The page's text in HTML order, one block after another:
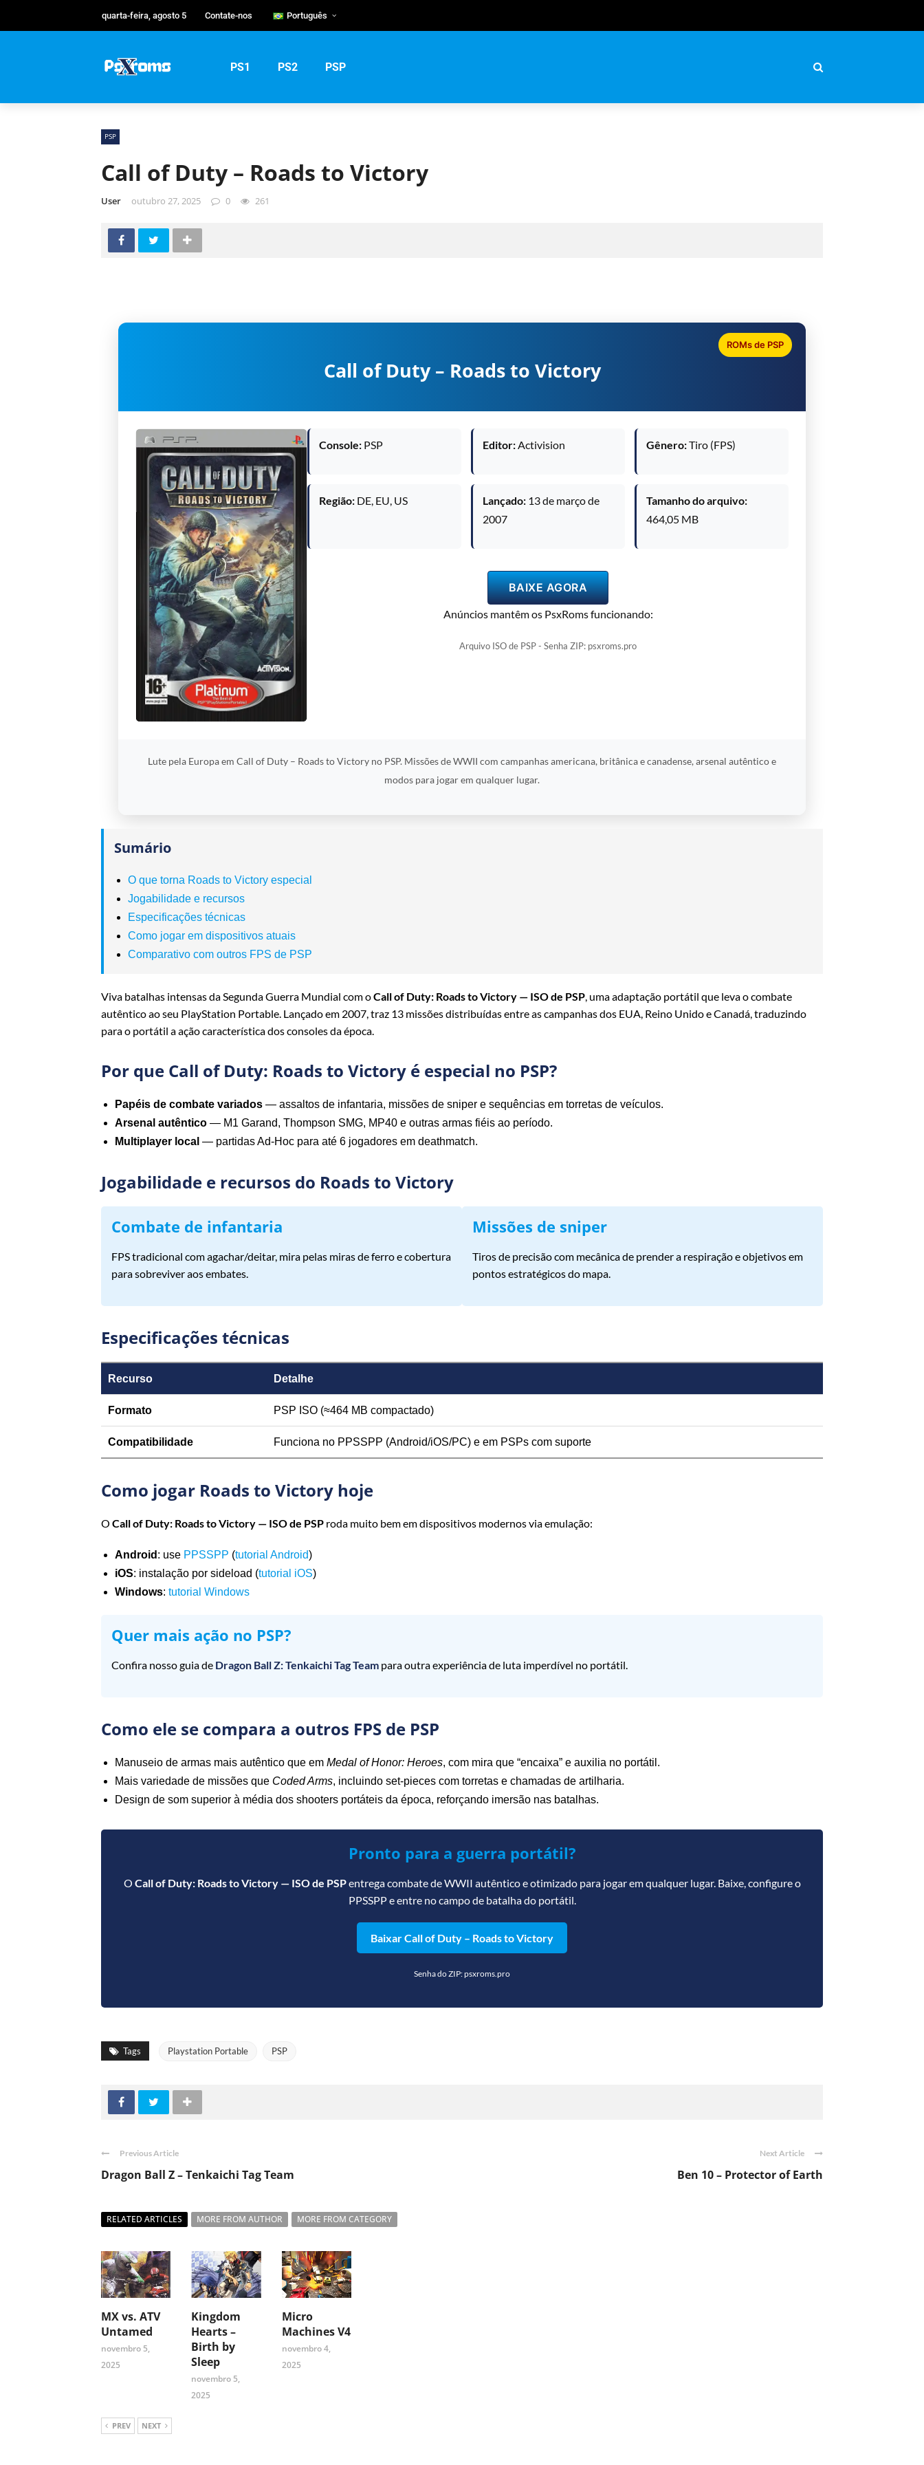
quarta-feira, agosto 5 Contate-nos Português
Português
PS1 PS2 PSP
PSP
Call of Duty – Roads to Victory
User outubro 27, 2025 0 261
Call of Duty – Roads to Victory
ROMs de PSP
Console: PSP Editor:Activision Gênero:Tiro (FPS)
Região: DE, EU, US Lançado: 13 de março de
2007
Tamanho do arquivo:
464,05 MB
BAIXE AGORA
Anúncios mantêm os PsxRoms funcionando:
Arquivo ISO de PSP - Senha ZIP: psxroms.pro
Lute pela Europa em Call of Duty – Roads to Victory no PSP. Missões de WWII com campanhas americana, britânica e canadense, arsenal autêntico e
modos para jogar em qualquer lugar.
Sumário
O que torna Roads to Victory especial
Jogabilidade e recursos
Especificações técnicas
Como jogar em dispositivos atuais
Comparativo com outros FPS de PSP
Viva batalhas intensas da Segunda Guerra Mundial com oCall of Duty: Roads to Victory — ISO de PSP, uma adaptação portátil que leva o combate
autêntico ao seu PlayStation Portable. Lançado em 2007, traz 13 missões distribuídas entre as campanhas dos EUA, Reino Unido e Canadá, traduzindo
para o portátil a ação característica dos consoles da época.
Por que Call of Duty: Roads to Victory é especial no PSP?
Papéis de combate variados — assaltos de infantaria, missões de sniper e sequências em torretas de veículos.
Arsenal autêntico — M1 Garand, Thompson SMG, MP40 e outras armas fiéis ao período.
Multiplayer local — partidas Ad‑Hoc para até 6 jogadores em deathmatch.
Jogabilidade e recursos do Roads to Victory
Combate de infantaria
FPS tradicional com agachar/deitar, mira pelas miras de ferro e cobertura
para sobreviver aos embates.
Missões de sniper
Tiros de precisão com mecânica de prender a respiração e objetivos em
pontos estratégicos do mapa.
Especificações técnicas
Recurso Detalhe
Formato PSP ISO (≈464 MB compactado)
Compatibilidade Funciona no PPSSPP (Android/iOS/PC) e em PSPs com suporte
Como jogar Roads to Victory hoje
O Call of Duty: Roads to Victory — ISO de PSP roda muito bem em dispositivos modernos via emulação:
Android : use PPSSPP (tutorial Android)
iOS: instalação por sideload (tutorial iOS)
Windows: tutorial Windows
Quer mais ação no PSP?
Confira nosso guia de Dragon Ball Z: Tenkaichi Tag Team para outra experiência de luta imperdível no portátil.
Como ele se compara a outros FPS de PSP
Manuseio de armas mais autêntico que em Medal of Honor: Heroes, com mira que “encaixa” e auxilia no portátil.
Mais variedade de missões que Coded Arms, incluindo set‑pieces com torretas e chamadas de artilharia.
Design de som superior à média dos shooters portáteis da época, reforçando imersão nas batalhas.
Pronto para a guerra portátil?
O Call of Duty: Roads to Victory — ISO de PSPentrega combate de WWII autêntico e otimizado para jogar em qualquer lugar. Baixe, configure o
PPSSPP e entre no campo de batalha do portátil.
Baixar Call of Duty – Roads to Victory
Senha do ZIP: psxroms.pro
Tags Playstation Portable PSP
Previous Article
Dragon Ball Z – Tenkaichi Tag Team
Next Article
Ben 10 – Protector of Earth
RELATED ARTICLES MORE FROM AUTHOR MORE FROM CATEGORY
MX vs. ATV
Untamed
novembro 5,
2025
Kingdom
Hearts –
Birth by
Sleep
novembro 5,
2025
Micro
Machines V4
novembro 4,
2025
PREV NEXT